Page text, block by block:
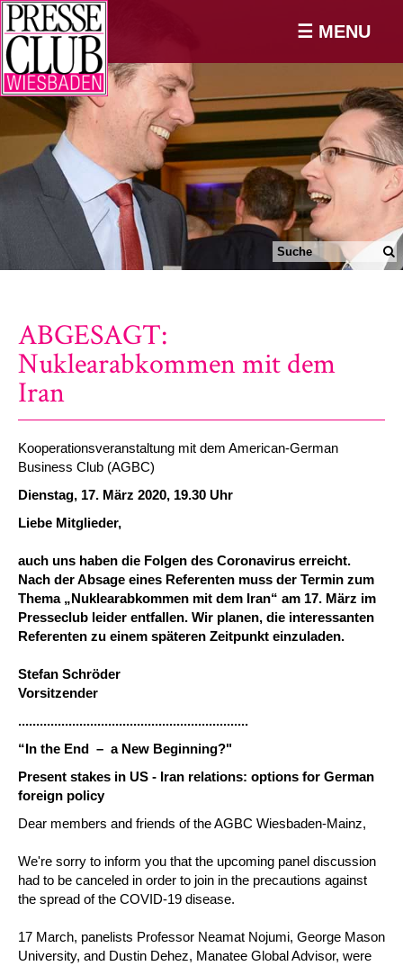
☰ MENU
ABGESAGT:
Nuklearabkommen mit dem
Iran
Kooperationsveranstaltung mit dem American-German
Business Club (AGBC)
Dienstag, 17. März 2020, 19.30 Uhr
Liebe Mitglieder,
auch uns haben die Folgen des Coronavirus erreicht.
Nach der Absage eines Referenten muss der Termin zum
Thema „Nuklearabkommen mit dem Iran“ am 17. März im
Presseclub leider entfallen. Wir planen, die interessanten
Referenten zu einem späteren Zeitpunkt einzuladen.
Stefan Schröder
Vorsitzender
................................................................
“In the End – a New Beginning?"
Present stakes in US - Iran relations: options for German
foreign policy
Dear members and friends of the AGBC Wiesbaden-Mainz,
We're sorry to inform you that the upcoming panel discussion
had to be canceled in order to join in the precautions against
the spread of the COVID-19 disease.
17 March, panelists Professor Neamat Nojumi, George Mason
University, and Dustin Dehez, Manatee Global Advisor, were